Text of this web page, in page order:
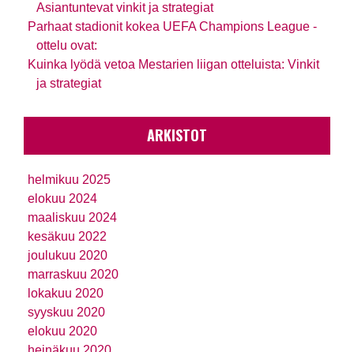
Asiantuntevat vinkit ja strategiat
Parhaat stadionit kokea UEFA Champions League -
ottelu ovat:
Kuinka lyödä vetoa Mestarien liigan otteluista: Vinkit
ja strategiat
ARKISTOT
helmikuu 2025
elokuu 2024
maaliskuu 2024
kesäkuu 2022
joulukuu 2020
marraskuu 2020
lokakuu 2020
syyskuu 2020
elokuu 2020